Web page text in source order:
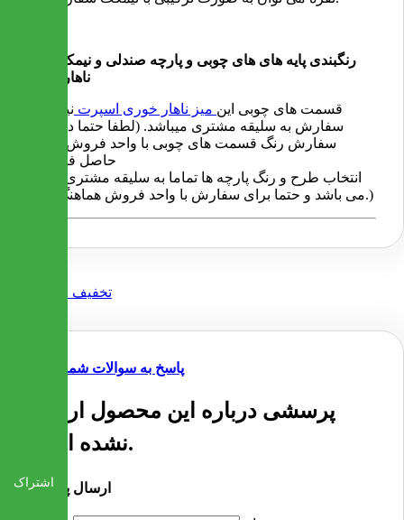
رنگبندی پایه های های چوبی و پارچه صندلی و نیمکت میز
ناهارخوری
قسمت های چوبی این میز ناهار خوری اسپرت نیز قابل
سفارش به سلیقه مشتری میباشد. (لطفا حتما در مورد
سفارش رنگ قسمت های چوبی با واحد فروش تماس
حاصل فرمایید)
می باشد و حتما برای سفارش با واحد فروش هماهنگ شود.)
پاسخ به سوالات شما
پرسشی درباره این محصول ارسال
نشده است.
ارسال پرسش
اشتراک